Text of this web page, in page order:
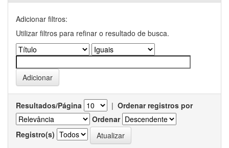
Adicionar filtros:
Utilizar filtros para refinar o resultado de busca.
Resultados/Página | Ordenar registros por
Ordenar
Registro(s)